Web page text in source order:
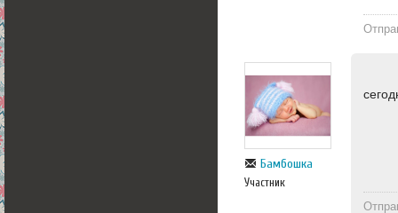
Бамбошка
Участник